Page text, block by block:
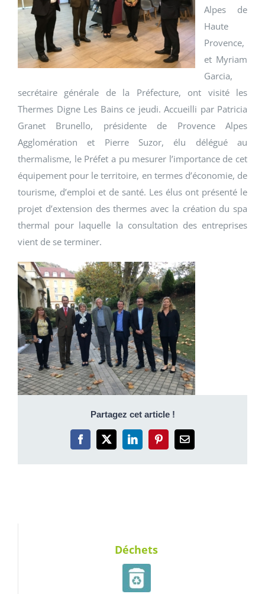
Alpes de
Haute
Provence,
et Myriam
Garcia,
secrétaire générale de la Préfecture, ont visité les
Thermes Digne Les Bains ce jeudi. Accueilli par Patricia
Granet Brunello, présidente de Provence Alpes
Agglomération et Pierre Suzor, élu délégué au
thermalisme, le Préfet a pu mesurer l’importance de cet
équipement pour le territoire, en termes d’économie, de
tourisme, d’emploi et de santé. Les élus ont présenté le
projet d’extension des thermes avec la création du spa
thermal pour laquelle la consultation des entreprises
vient de se terminer.
Partagez cet article !
Facebook
X LinkedInPinterestEmail
Déchets